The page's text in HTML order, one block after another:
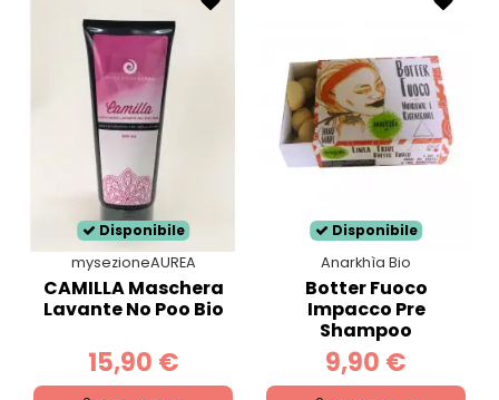
Disponibile
mysezioneAUREA
CAMILLA Maschera
Lavante No Poo Bio
15,90 €
Disponibile
Anarkhìa Bio
Botter Fuoco
Impacco Pre
Shampoo
9,90 €